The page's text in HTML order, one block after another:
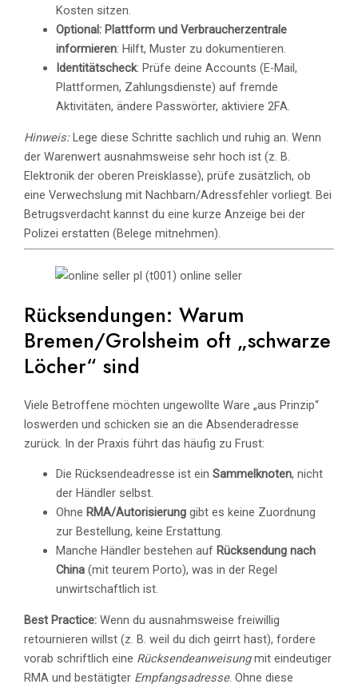
Kosten sitzen.
Optional: Plattform und Verbraucherzentrale
informieren: Hilft, Muster zu dokumentieren.
Identitätscheck: Prüfe deine Accounts (E-Mail,
Plattformen, Zahlungsdienste) auf fremde
Aktivitäten, ändere Passwörter, aktiviere 2FA.
Hinweis:Lege diese Schritte sachlich und ruhig an. Wenn
der Warenwert ausnahmsweise sehr hoch ist (z. B.
Elektronik der oberen Preisklasse), prüfe zusätzlich, ob
eine Verwechslung mit Nachbarn/Adressfehler vorliegt. Bei
Betrugsverdacht kannst du eine kurze Anzeige bei der
Polizei erstatten (Belege mitnehmen).
Rücksendungen: Warum
Bremen/Grolsheim oft „schwarze
Löcher“ sind
Viele Betroffene möchten ungewollte Ware „aus Prinzip“
loswerden und schicken sie an die Absenderadresse
zurück. In der Praxis führt das häufig zu Frust:
Die Rücksendeadresse ist einSammelknoten, nicht
der Händler selbst.
Ohne RMA/Autorisierung gibt es keine Zuordnung
zur Bestellung, keine Erstattung.
Manche Händler bestehen auf Rücksendung nach
China (mit teurem Porto), was in der Regel
unwirtschaftlich ist.
Best Practice: Wenn du ausnahmsweise freiwillig
retournieren willst (z. B. weil du dich geirrt hast), fordere
vorab schriftlich eine Rücksendeanweisungmit eindeutiger
RMA und bestätigter Empfangsadresse. Ohne diese